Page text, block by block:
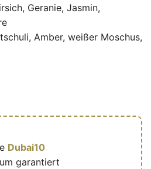
Geranie, Jasmin,
Amber, weißer Moschus,
Dubai10
garantiert